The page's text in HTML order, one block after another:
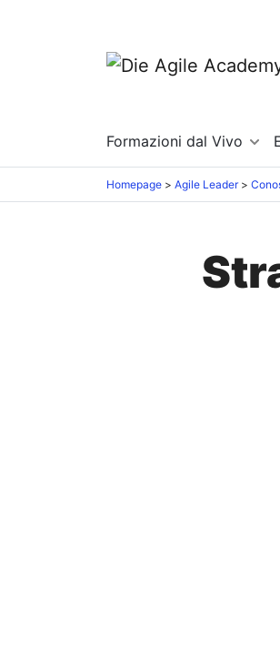
Formazioni dal Vivo
Homepage Agile Leader